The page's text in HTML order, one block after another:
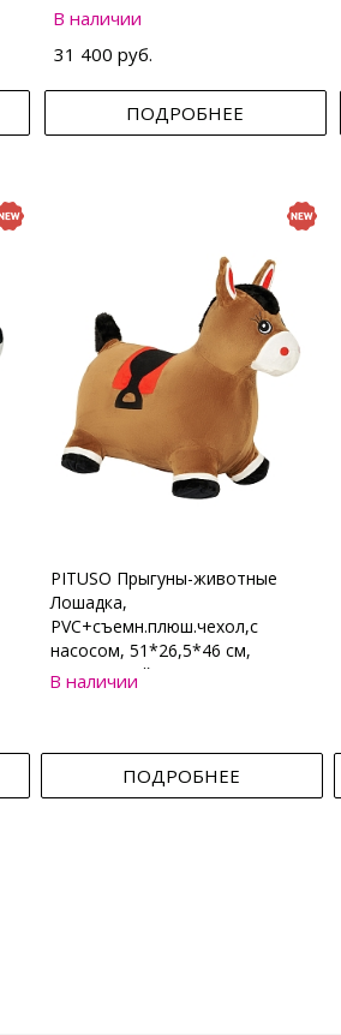
В наличии
31 400 руб.
ПОДРОБНЕЕ
PITUSO Прыгуны-животные
Лошадка,
PVC+съемн.плюш.чехол,с
насосом, 51*26,5*46 см,
Коричневый
В наличии
ПОДРОБНЕЕ